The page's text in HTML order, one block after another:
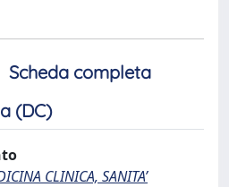
Scheda completa
(DC)
CLINICA, SANITA’